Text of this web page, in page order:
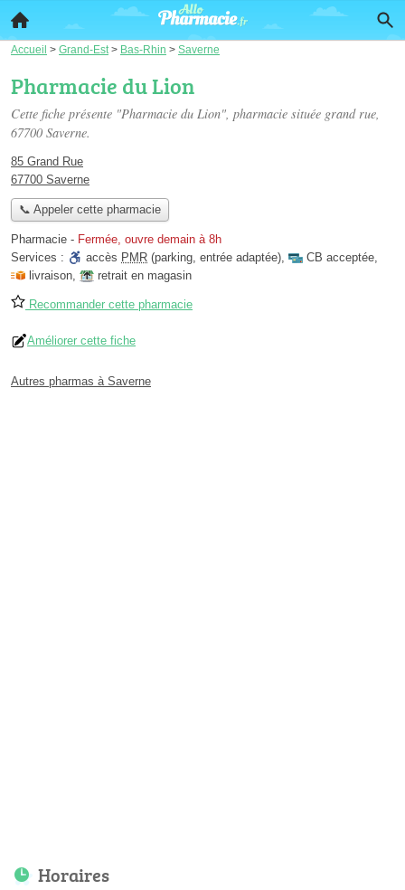
Accueil > Grand-Est > Bas-Rhin > Saverne
Pharmacie du Lion
Cette fiche présente "Pharmacie du Lion", pharmacie située grand rue,
67700 Saverne.
85 Grand Rue
67700 Saverne
📞 Appeler cette pharmacie
Pharmacie - Fermée, ouvre demain à 8h
Services :
accès PMR (parking, entrée adaptée), CB acceptée,
livraison, retrait en magasin
Recommander cette pharmacie
Améliorer cette fiche
Autres pharmas à Saverne
Horaires